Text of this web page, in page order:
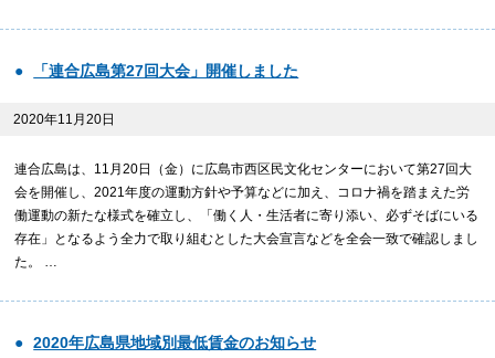
「連合広島第27回大会」開催しました
2020年11月20日
連合広島は、11月20日（金）に広島市西区民文化センターにおいて第27回大
会を開催し、2021年度の運動方針や予算などに加え、コロナ禍を踏まえた労
働運動の新たな様式を確立し、「働く人・生活者に寄り添い、必ずそばにいる
存在」となるよう全力で取り組むとした大会宣言などを全会一致で確認しまし
た。 …
2020年広島県地域別最低賃金のお知らせ